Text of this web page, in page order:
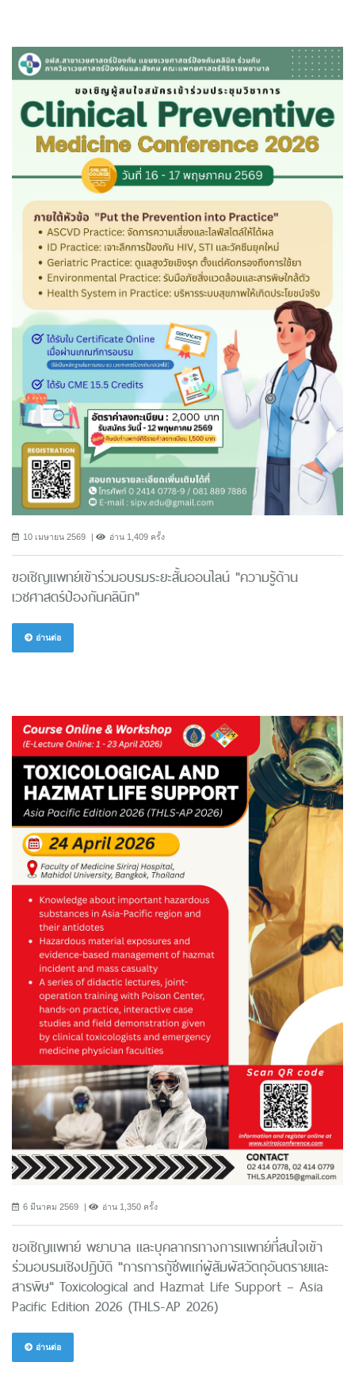
10 เมษายน 2569 อ่าน 1,409 ครั้ง
ขอเชิญแพทย์เข้าร่วมอบรมระยะสั้นออนไลน์ "ความรู้ด้าน
เวชศาสตร์ป้องกันคลินิก"
อ่านต่อ
6 มีนาคม 2569 อ่าน 1,350 ครั้ง
ขอเชิญแพทย์ พยาบาล และบุคลากรทางการแพทย์ที่สนใจเข้า
ร่วมอบรมเชิงปฏิบัติ "การการกู้ชีพแก่ผู้สัมผัสวัตถุอันตรายและ
สารพิษ" Toxicological and Hazmat Life Support – Asia
Pacific Edition 2026 (THLS-AP 2026)
อ่านต่อ